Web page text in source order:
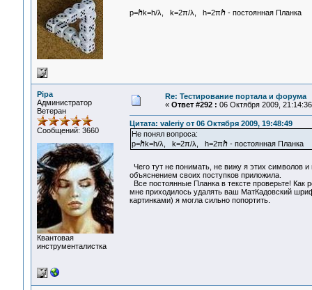
p=ℏk=h/λ, k=2π/λ, h=2πℏ - постоянная Планка
Pipa
Администратор
Ветеран
Сообщений: 3660
Квантовая
инструменталистка
Re: Тестирование портала и форума
« Ответ #292 : 06 Октября 2009,
Цитата: valeriy от 06 Октября 2009, 19:48:49
Не понял вопроса:
p=ℏk=h/λ, k=2π/λ, h=2πℏ - постоянная Планка
Чего тут не понимать, не вижу я этих символов
объяснением своих поступков приложила.
Все постоянные Планка в тексте проверьте!
мне приходилось удалять ваш МатКадовский
картинками) я могла сильно попортить.